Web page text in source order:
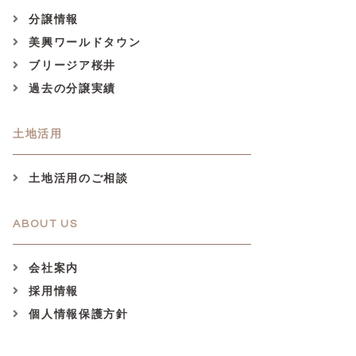
分譲情報
美興ワールドタウン
ブリージア桜井
過去の分譲実績
土地活用
土地活用のご相談
ABOUT US
会社案内
採用情報
個人情報保護方針